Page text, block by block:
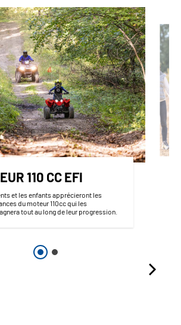
110 CC EFI
et les enfants apprécieront les
du moteur 110cc qui les
tout au long de leur progression.